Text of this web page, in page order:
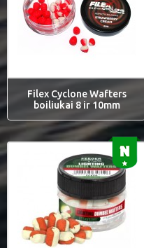
Filex Cyclone Wafters
boiliukai 8 ir 10mm